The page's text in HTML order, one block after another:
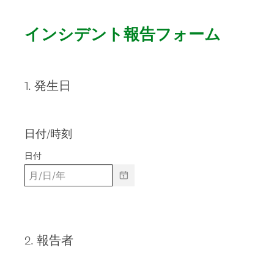
インシデント報告フォーム
Question
1. 発生日
日付/時刻
日付
Question
2. 報告者